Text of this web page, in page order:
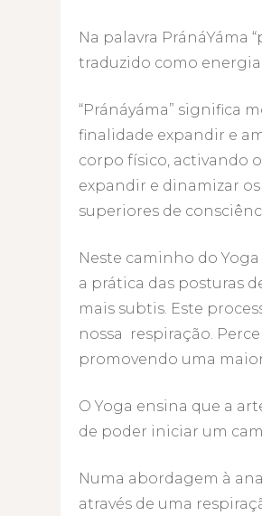
Na palavra PránáYáma
traduzido como energia
“Pránáyáma” significa
finalidade expandir e
corpo físico, activando
expandir e dinamizar
superiores de
Neste caminho do
a prática das posturas
mais subtis. Este
nossa respiração.
promovendo uma
O Yoga ensina que a
de poder iniciar um
Numa abordagem à
através de uma